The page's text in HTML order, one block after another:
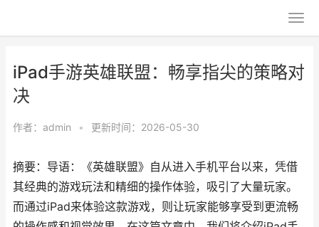
iPad手游英雄联盟：畅享指尖的策略对
决
作者： admin • 更新时间：2026-05-30
摘要：导语：《英雄联盟》自从进入手机平台以来，凭借
其经典的游戏玩法和精细的操作体验，吸引了大量玩家。
而通过iPad来体验这款游戏，则让玩家能够享受到更流畅